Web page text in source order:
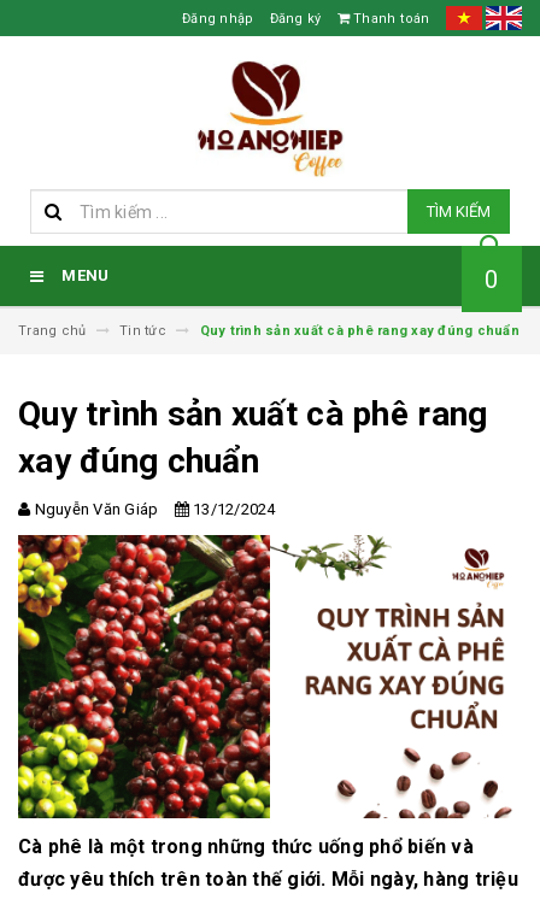
Đăng nhập Đăng ký Thanh toán
TÌM KIẾM
MENU 0
Trang chủ Tin tức Quy trình sản xuất cà phê rang xay đúng chuẩn
Quy trình sản xuất cà phê rang
xay đúng chuẩn
Nguyễn Văn Giáp 13/12/2024
Cà phê là một trong những thức uống phổ biến và
được yêu thích trên toàn thế giới. Mỗi ngày, hàng triệu